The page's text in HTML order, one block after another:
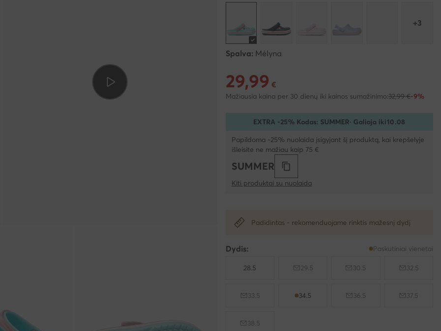
+3
Spalva: Mėlyna
Dabartinė kaina 29,99 €
29,99 €
Mažiausia kaina per 30 dienų iki kainos sumažinimo:32,99 €-9%
EXTRA -25% Kodas: SUMMER· Galioja iki10.08
Papildoma -25% nuolaida įsigyjant šį produktą, kai krepšelyje
išleisite ne mažiau kaip 75 €
SUMMER
Kiti produktai su nuolaida
Padidintas - rekomenduojame rinktis mažesnį dydį
Dydis: Paskutiniai vienetai
28.5 29.5 30.5 32.5
33.5 34.5 36.5 37.5
38.5